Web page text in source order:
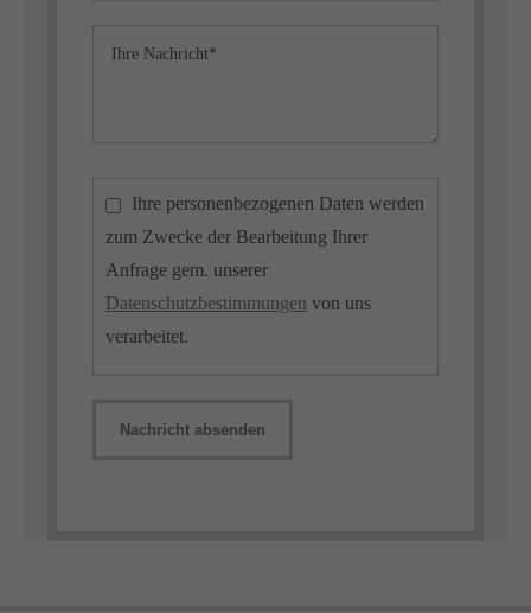
Ihre personenbezogenen Daten werden
zum Zwecke der Bearbeitung Ihrer
Anfrage gem. unserer
Datenschutzbestimmungen von uns
verarbeitet.
Nachricht absenden